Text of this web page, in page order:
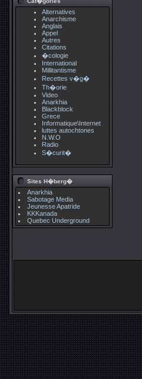
Alternatives
Anarchisme
Anglais
Appel
Autres
Citations
�cologie
International
Millitantisme
Recettes v�g�
Th�orie
Video
Anarkhia
Blackblock
Grece
Informatique\Internet
luttes autochtones
N.W.O
Radio
S�curit�
Sites H�berg�
Anarkhia
Sabotage Media
Jeunesse Apatride
KKKanada
Quebec Underground